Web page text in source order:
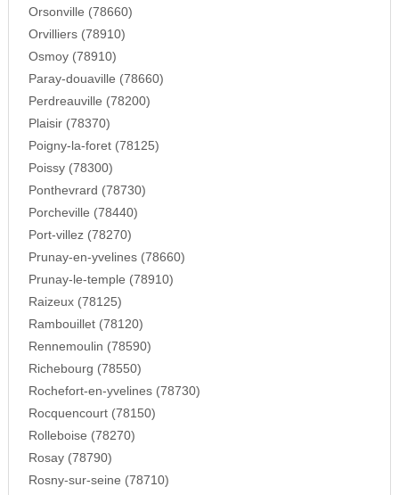
Orsonville (78660)
Orvilliers (78910)
Osmoy (78910)
Paray-douaville (78660)
Perdreauville (78200)
Plaisir (78370)
Poigny-la-foret (78125)
Poissy (78300)
Ponthevrard (78730)
Porcheville (78440)
Port-villez (78270)
Prunay-en-yvelines (78660)
Prunay-le-temple (78910)
Raizeux (78125)
Rambouillet (78120)
Rennemoulin (78590)
Richebourg (78550)
Rochefort-en-yvelines (78730)
Rocquencourt (78150)
Rolleboise (78270)
Rosay (78790)
Rosny-sur-seine (78710)